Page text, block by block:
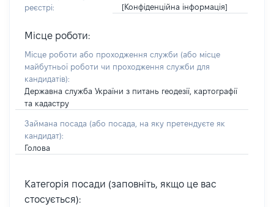
реєстрі:
[Конфіденційна інформація]
Місце роботи:
Місце роботи або проходження служби (або місце
майбутньої роботи чи проходження служби для
кандидатів):
Державна служба України з питань геодезії, картографії
та кадастру
Займана посада (або посада, на яку претендуєте як
кандидат):
Голова
Категорія посади (заповніть, якщо це вас
стосується):